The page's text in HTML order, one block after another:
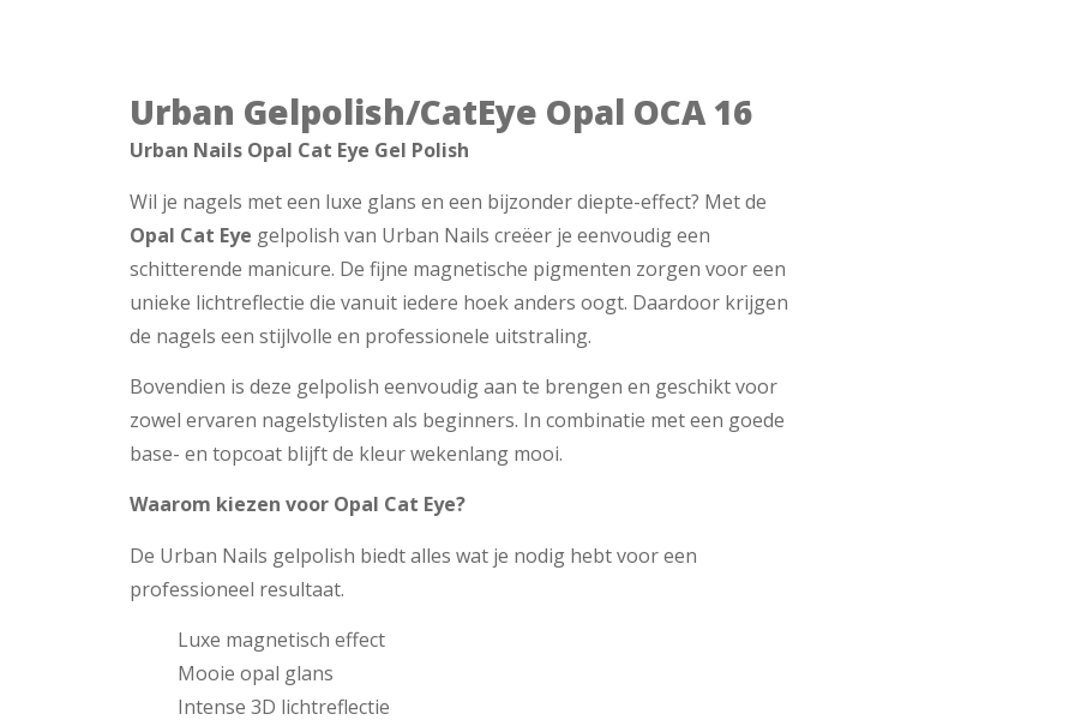
Urban Gelpolish/CatEye Opal OCA 16
Urban Nails Opal Cat Eye Gel Polish
Wil je nagels met een luxe glans en een bijzonder diepte-effect? Met de
Opal Cat Eye gelpolish van Urban Nails creëer je eenvoudig een
schitterende manicure. De fijne magnetische pigmenten zorgen voor een
unieke lichtreflectie die vanuit iedere hoek anders oogt. Daardoor krijgen
de nagels een stijlvolle en professionele uitstraling.
Bovendien is deze gelpolish eenvoudig aan te brengen en geschikt voor
zowel ervaren nagelstylisten als beginners. In combinatie met een goede
base- en topcoat blijft de kleur wekenlang mooi.
Waarom kiezen voor Opal Cat Eye?
De Urban Nails gelpolish biedt alles wat je nodig hebt voor een
professioneel resultaat.
Luxe magnetisch effect
Mooie opal glans
Intense 3D lichtreflectie